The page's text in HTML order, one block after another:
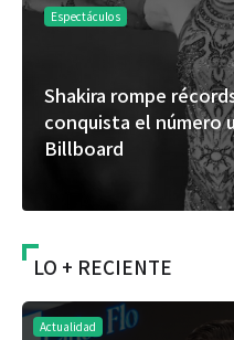
Espectáculos
“Donde
del universo
álbum de
y
LO + RECIENTE
Actualidad